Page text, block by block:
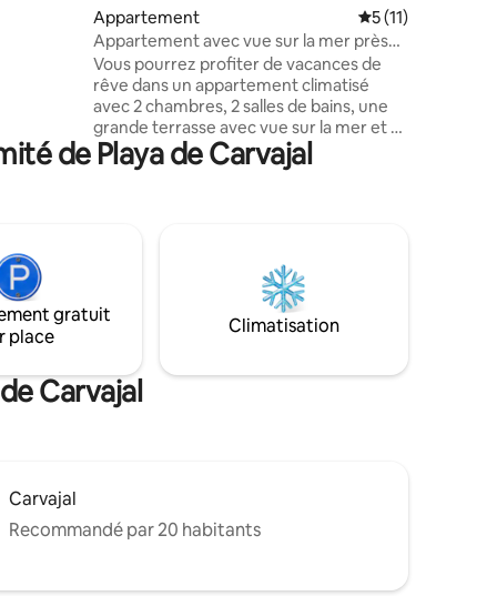
Appartement Évaluation
5 (11)
Appartement avec vue sur la mer près
de la plage
Vous pourrez profiter de vacances de
rêve dans un appartement climatisé
avec 2 chambres, 2 salles de bains, une
grande terrasse avec vue sur la mer et à
50 mètres de la plage. L'appartement
dispose d'une grande cuisine
connexion Internet sans fil gratuite, d'un
parking privé gratuit et d'un accès à la
piscine extérieure de l'immeuble. Vous
pouvez vivre une expérience inoubliable
la ville.
de Playa de Carvajal
gratuit
place
Climatisation
Carvajal
Carvajal
Recommandé par 20 habitants